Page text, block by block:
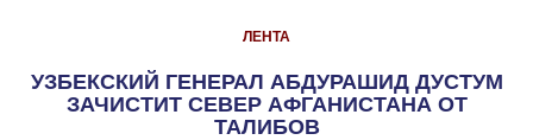
ЛЕНТА
УЗБЕКСКИЙ ГЕНЕРАЛ АБДУРАШИД ДУСТУМ
ЗАЧИСТИТ СЕВЕР АФГАНИСТАНА ОТ
ТАЛИБОВ